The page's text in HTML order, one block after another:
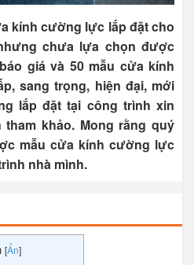
kính cường lực lắp đặt cho
chưa lựa chọn được
giá và 50 mẫu cửa kính
sang trọng, hiện đại, mới
lắp đặt tại công trình xin
khảo. Mong rằng quý
mẫu cửa kính cường lực
nhà mình.
[Ẩn]